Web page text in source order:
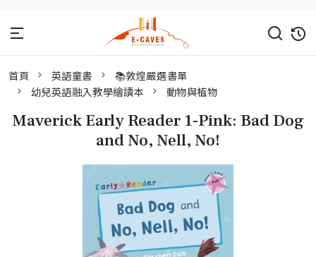
首頁 英語童書
📚敦煌嚴選書單
幼兒英語融入教學繪讀本
動物與植物
Maverick Early Reader 1-Pink: Bad Dog
and No, Nell, No!